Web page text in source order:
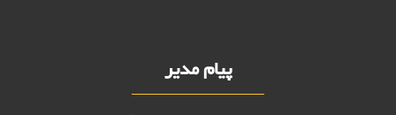
پیام مدیر